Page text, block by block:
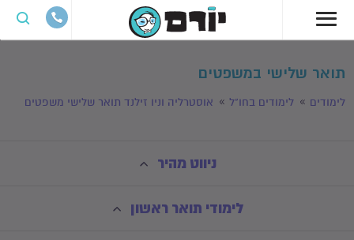
תואר שלישי במשפטים
לימודים לימודים בחו"ל אוסטרליה וניו זילנד תואר שלישי משפטים
ניווט מהיר
לימודי תואר ראשון